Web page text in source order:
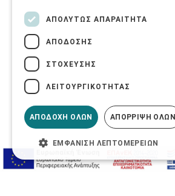
ΑΠΟΛΎΤΩΣ ΑΠΑΡΑΊΤΗΤΑ
ΑΠΌΔΟΣΗΣ
ΣΤΌΧΕΥΣΗΣ
ΛΕΙΤΟΥΡΓΙΚΌΤΗΤΑΣ
ΑΠΟΔΟΧΉ ΌΛΩΝ ΑΠΌΡΡΙΨΗ ΌΛΩΝ
ΕΜΦΆΝΙΣΗ ΛΕΠΤΟΜΕΡΕΙΏΝ